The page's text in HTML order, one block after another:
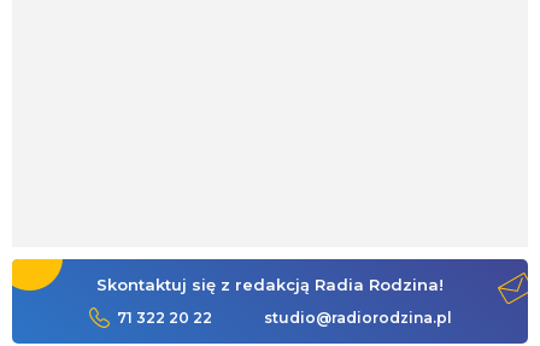
Skontaktuj się z redakcją Radia Rodzina!
71 322 20 22 studio@radiorodzina.pl